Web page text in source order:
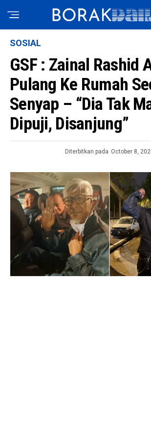
SOSIAL
GSF : Zainal Rashid
Pulang Ke Rumah
Senyap – “Dia Tak
Dipuji, Disanjung”
Diterbitkan pada October 8,